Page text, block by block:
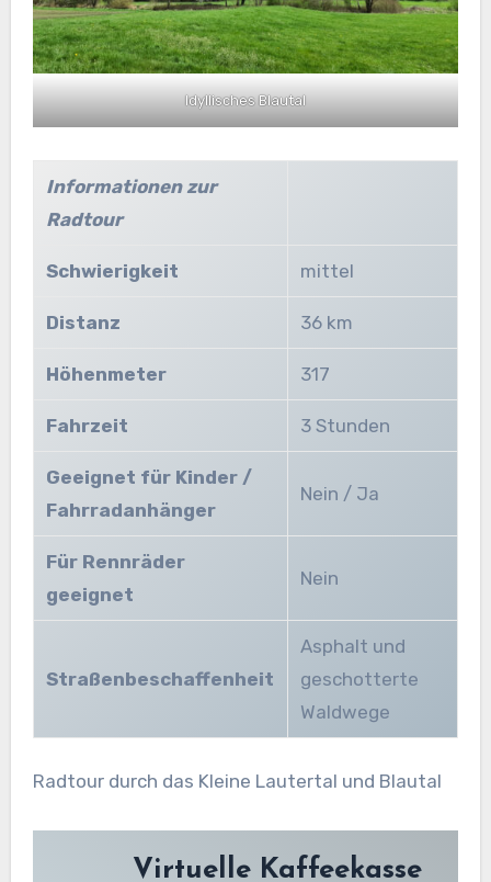
Idyllisches Blautal
Informationen zur
Radtour
Schwierigkeit mittel
Distanz 36 km
Höhenmeter 317
Fahrzeit 3 Stunden
Geeignet für Kinder /
Fahrradanhänger
Nein / Ja
Für Rennräder
geeignet
Nein
Straßenbeschaffenheit
Asphalt und
geschotterte
Waldwege
Radtour durch das Kleine Lautertal und Blautal
Virtuelle Kaffeekasse